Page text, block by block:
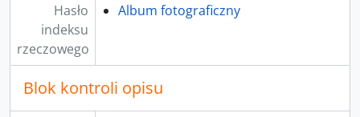
Hasło
indeksu
rzeczowego
Album fotograficzny
Blok kontroli opisu